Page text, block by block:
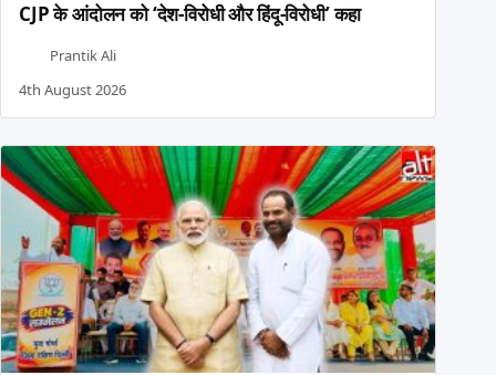
CJP के आंदोलन को ‘देश-विरोधी और हिंदू-विरोधी’ कहा
Prantik Ali
4th August 2026